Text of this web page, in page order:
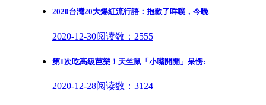
2020台灣20大爆紅流行語：抱歉了咩噗，今晚
2020-12-30阅读数：2555
第1次吃高級芭樂！天竺鼠「小嘴開開」呆愣:
2020-12-28阅读数：3124